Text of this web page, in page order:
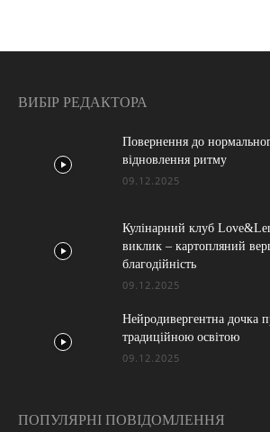
ВИБІР РЕДАКТОРА
Повернення до
відновлення ритму
09.12.2025
Кулінарний клуб
виклик – картопляний
благодійність
09.12.2025
Нейродивергентна дочка
традиційною освітою
09.12.2025
ПОПУЛЯРНІ ПОВІДОМЛЕННЯ